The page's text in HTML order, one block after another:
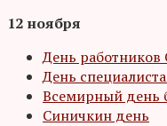
12 ноября
День работников
День
Всемирный день
Синичкин день